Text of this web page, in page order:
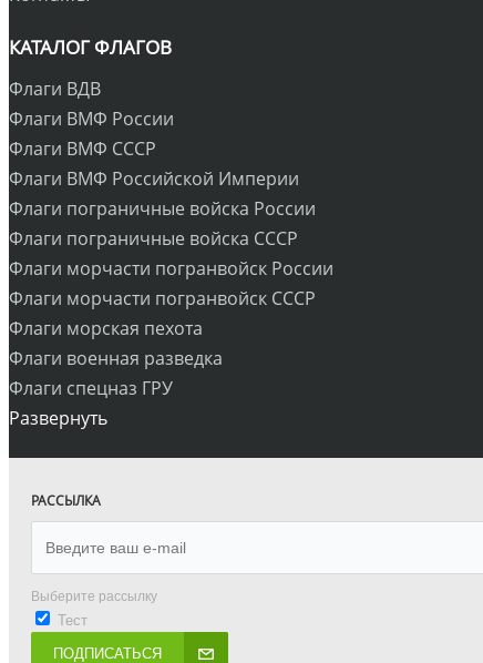
КАТАЛОГ ФЛАГОВ
Флаги ВДВ
Флаги ВМФ России
Флаги ВМФ СССР
Флаги ВМФ Российской Империи
Флаги пограничные войска России
Флаги пограничные войска СССР
Флаги морчасти погранвойск России
Флаги морчасти погранвойск СССР
Флаги морская пехота
Флаги военная разведка
Флаги спецназ ГРУ
Развернуть
РАССЫЛКА
Выберите рассылку
Тест
ПОДПИСАТЬСЯ